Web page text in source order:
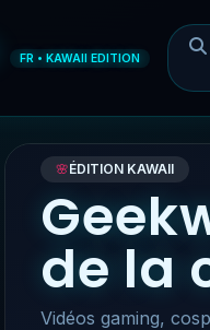
FR • KAWAII EDITION
🌸ÉDITION KAWAII
de la
Vidéos gaming,